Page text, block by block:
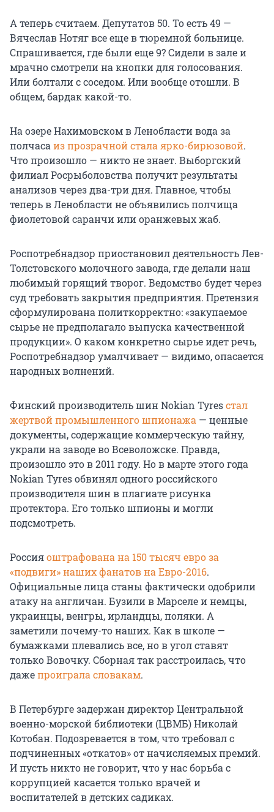
А теперь считаем. Депутатов 50. То есть 49 —
Вячеслав Нотяг все еще в тюремной больнице.
Спрашивается, где были еще 9? Сидели в зале и
мрачно смотрели на кнопки для голосования.
Или болтали с соседом. Или вообще отошли. В
общем, бардак какой-то.
На озере Нахимовском в Ленобласти вода за
полчаса из прозрачной стала ярко-бирюзовой.
Что произошло — никто не знает. Выборгский
филиал Росрыболовства получит результаты
анализов через два-три дня. Главное, чтобы
теперь в Ленобласти не объявились полчища
фиолетовой саранчи или оранжевых жаб.
Роспотребнадзор приостановил деятельность Лев-
Толстовского молочного завода, где делали наш
любимый горящий творог. Ведомство будет через
суд требовать закрытия предприятия. Претензия
сформулирована политкорректно: «закупаемое
сырье не предполагало выпуска качественной
продукции». О каком конкретно сырье идет речь,
Роспотребнадзор умалчивает — видимо, опасается
народных волнений.
Финский производитель шин Nokian Tyresстал
жертвой промышленного шпионажа — ценные
документы, содержащие коммерческую тайну,
украли на заводе во Всеволожске. Правда,
произошло это в 2011 году. Но в марте этого года
Nokian Tyres обвинял одного российского
производителя шин в плагиате рисунка
протектора. Его только шпионы и могли
подсмотреть.
Россияоштрафована на 150 тысяч евро за
«подвиги» наших фанатов на Евро-2016.
Официальные лица станы фактически одобрили
атаку на англичан. Бузили в Марселе и немцы,
украинцы, венгры, ирландцы, поляки. А
заметили почему-то наших. Как в школе —
бумажками плевались все, но в угол ставят
только Вовочку. Сборная так расстроилась, что
дажепроиграла словакам.
В Петербурге задержан директор Центральной
военно-морской библиотеки (ЦВМБ) Николай
Котобан. Подозревается в том, что требовал с
подчиненных «откатов» от начисляемых премий.
И пусть никто не говорит, что у нас борьба с
коррупцией касается только врачей и
воспитателей в детских садиках.